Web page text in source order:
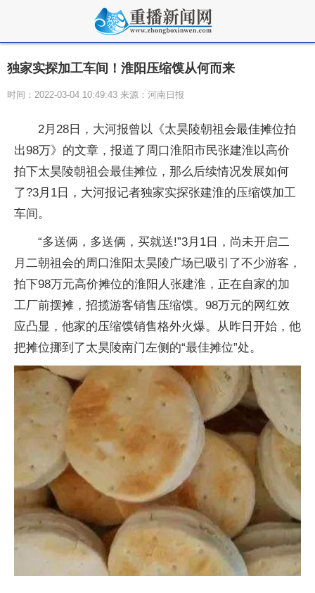
独家实探加工车间！淮阳压缩馍从何而来
时间：2022-03-04 10:49:43 来源：河南日报
2月28日，大河报曾以《太昊陵朝祖会最佳摊位拍
出98万》的文章，报道了周口淮阳市民张建淮以高价
拍下太昊陵朝祖会最佳摊位，那么后续情况发展如何
了?3月1日，大河报记者独家实探张建淮的压缩馍加工
车间。
“多送俩，多送俩，买就送!”3月1日，尚未开启二
月二朝祖会的周口淮阳太昊陵广场已吸引了不少游客，
拍下98万元高价摊位的淮阳人张建淮，正在自家的加
工厂前摆摊，招揽游客销售压缩馍。98万元的网红效
应凸显，他家的压缩馍销售格外火爆。从昨日开始，他
把摊位挪到了太昊陵南门左侧的“最佳摊位”处。